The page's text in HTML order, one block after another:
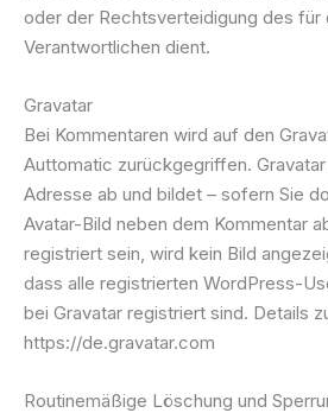
oder der Rechtsverteidigung des für
Verantwortlichen dient.
Gravatar
Bei Kommentaren wird auf den
Auttomatic zurückgegriffen.
Adresse ab und bildet – sofern Sie
Avatar-Bild neben dem Kommentar
registriert sein, wird kein Bild
dass alle registrierten WordPress-
bei Gravatar registriert sind. Details
https://de.gravatar.com
Routinemäßige Löschung und